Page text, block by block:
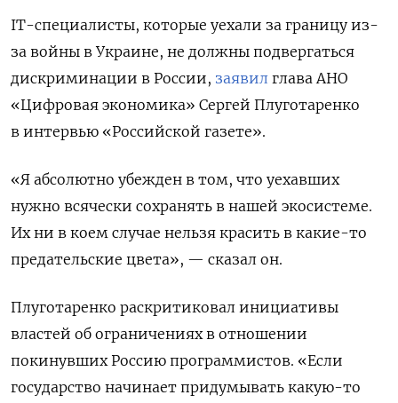
IT-специалисты, которые уехали за границу из-
за войны в Украине, не должны подвергаться
дискриминации в России, заявил глава АНО
«Цифровая экономика» Сергей Плуготаренко
в интервью «Российской газете».
«Я абсолютно убежден в том, что уехавших
нужно всячески сохранять в нашей экосистеме.
Их ни в коем случае нельзя красить в какие-то
предательские цвета», — сказал он.
Плуготаренко раскритиковал инициативы
властей об ограничениях в отношении
покинувших Россию программистов. «Если
государство начинает придумывать какую-то